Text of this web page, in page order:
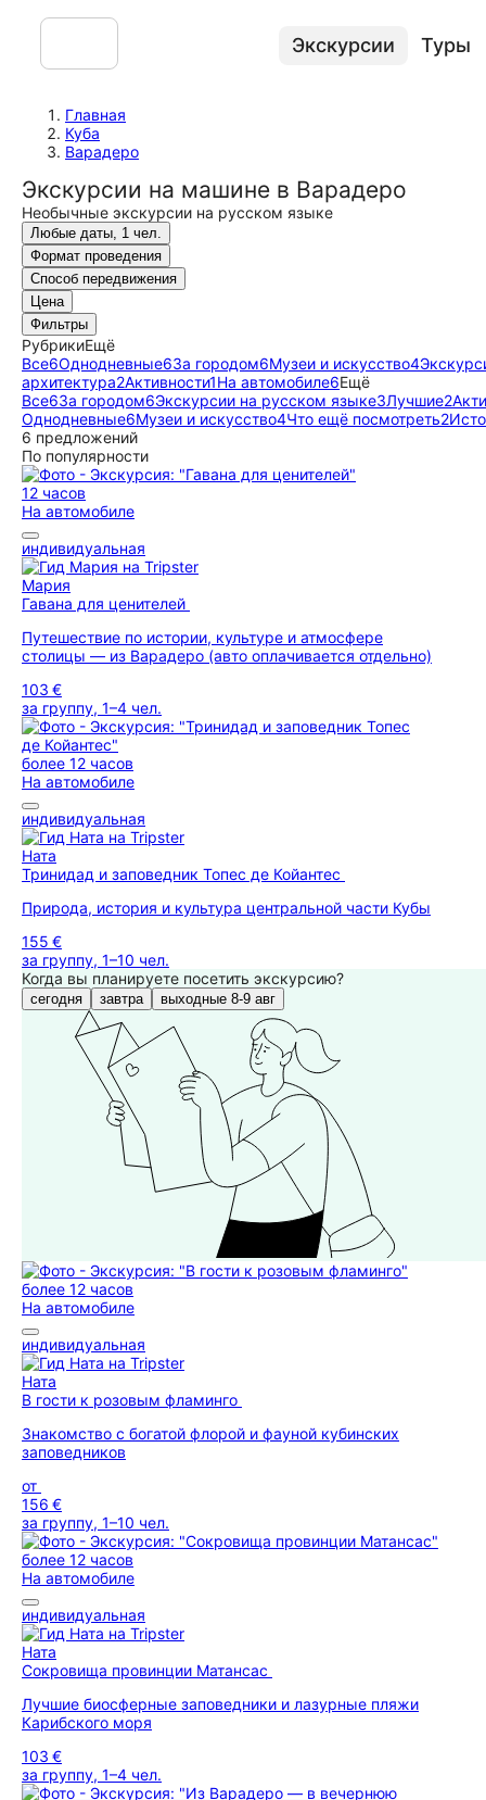
Экскурсии Туры
Главная
Куба
Варадеро
Экскурсии на машине в Варадеро
Необычные экскурсии на русском языке
Любые даты, 1 чел.
Формат проведения
Способ передвижения
Цена
Фильтры
РубрикиЕщё
Все6Однодневные6За городом6Музеи и искусство4
архитектура2Активности1На автомобиле6Ещё
Все6За городом6Экскурсии на русском языке3Лучшие2
Однодневные6Музеи и искусство4Что ещё посмотреть2
6 предложений
По популярности
12 часов
На автомобиле
индивидуальная
Мария
Гавана для ценителей
Путешествие по истории, культуре и атмосфере
столицы — из Варадеро (авто оплачивается отдельно)
103 €
за группу, 1–4 чел.
более 12 часов
На автомобиле
индивидуальная
Ната
Тринидад и заповедник Топес де Койантес
Природа, история и культура центральной части Кубы
155 €
за группу, 1–10 чел.
Когда вы планируете посетить экскурсию?
сегодня завтра выходные 8-9 авг
более 12 часов
На автомобиле
индивидуальная
Ната
В гости к розовым фламинго
Знакомство с богатой флорой и фауной кубинских
заповедников
от
156 €
за группу, 1–10 чел.
более 12 часов
На автомобиле
индивидуальная
Ната
Сокровища провинции Матансас
Лучшие биосферные заповедники и лазурные пляжи
Карибского моря
103 €
за группу, 1–4 чел.